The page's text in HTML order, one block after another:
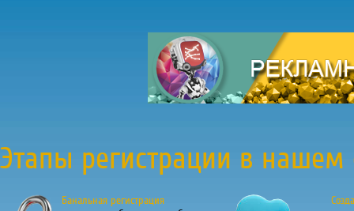
Этапы регистрации в нашем
Банальная регистрация